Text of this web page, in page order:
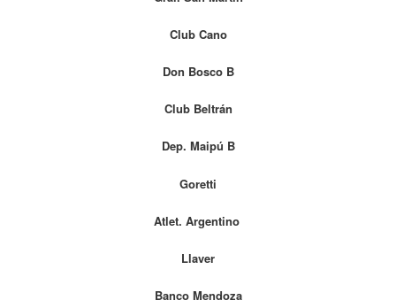
Club Cano
Don Bosco B
Club Beltrán
Dep. Maipú B
Goretti
Atlet. Argentino
Llaver
Banco Mendoza